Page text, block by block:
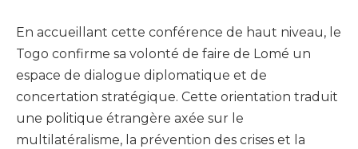
En accueillant cette conférence de haut niveau, le
Togo confirme sa volonté de faire de Lomé un
espace de dialogue diplomatique et de
concertation stratégique. Cette orientation traduit
une politique étrangère axée sur le
multilatéralisme, la prévention des crises et la